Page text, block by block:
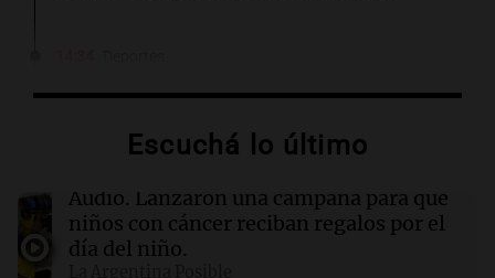
"Vamos a estar entre los primeros ocho"
Las acciones de SpaceX repuntan a pesar de la
posibilidad de ventas masivas por parte de
directivos
Escuchá lo último
Audio. Lanzaron una campaña para que
niños con cáncer reciban regalos por el
día del niño.